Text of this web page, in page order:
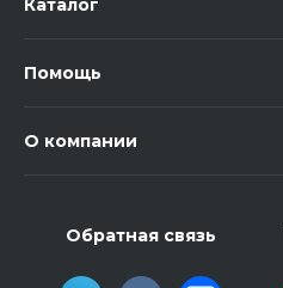
Каталог
Помощь
О компании
Обратная связь